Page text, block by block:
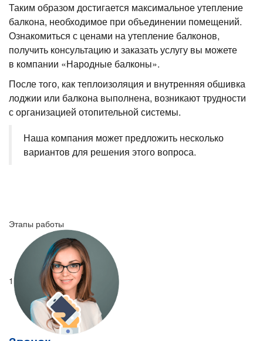
Таким образом достигается максимальное утепление
балкона, необходимое при объединении помещений.
Ознакомиться с ценами на утепление балконов,
получить консультацию и заказать услугу вы можете
в компании «Народные балконы».
После того, как теплоизоляция и внутренняя обшивка
лоджии или балкона выполнена, возникают трудности
с организацией отопительной системы.
Наша компания может предложить несколько
вариантов для решения этого вопроса.
Этапы работы
1